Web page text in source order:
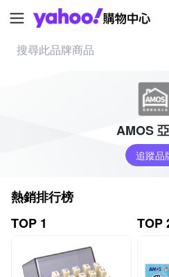
AMOS
追蹤品
熱銷排行榜
TOP 1
TOP